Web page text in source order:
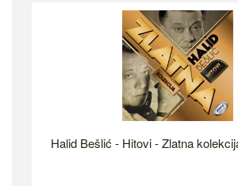
Halid Bešlić - Hitovi - Zlatna